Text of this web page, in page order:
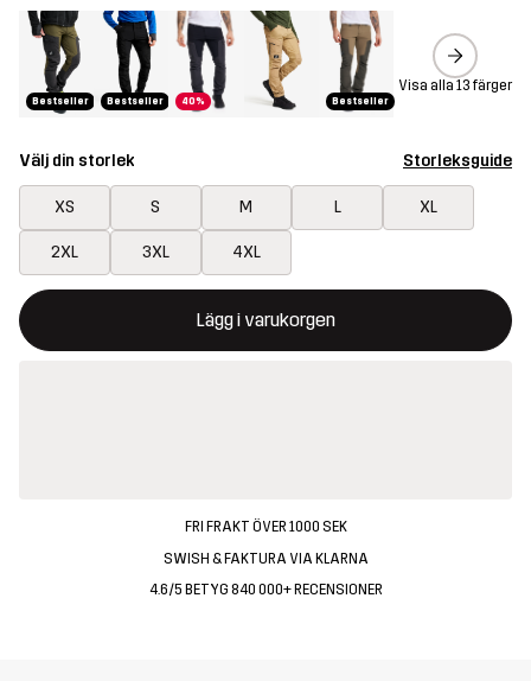
Bestseller Bestseller 40% Bestseller
Visa alla 13 färger
Välj din storlek Storleksguide
XS S M L XL
2XL 3XL 4XL
Lägg i varukorgen
Denna knapp kommer att öppna en modal som bekräftar en ny
{{size}} inte tillgänglig
FRI FRAKT ÖVER 1000 SEK
SWISH & FAKTURA VIA KLARNA
4.6/5 BETYG 840 000+ RECENSIONER